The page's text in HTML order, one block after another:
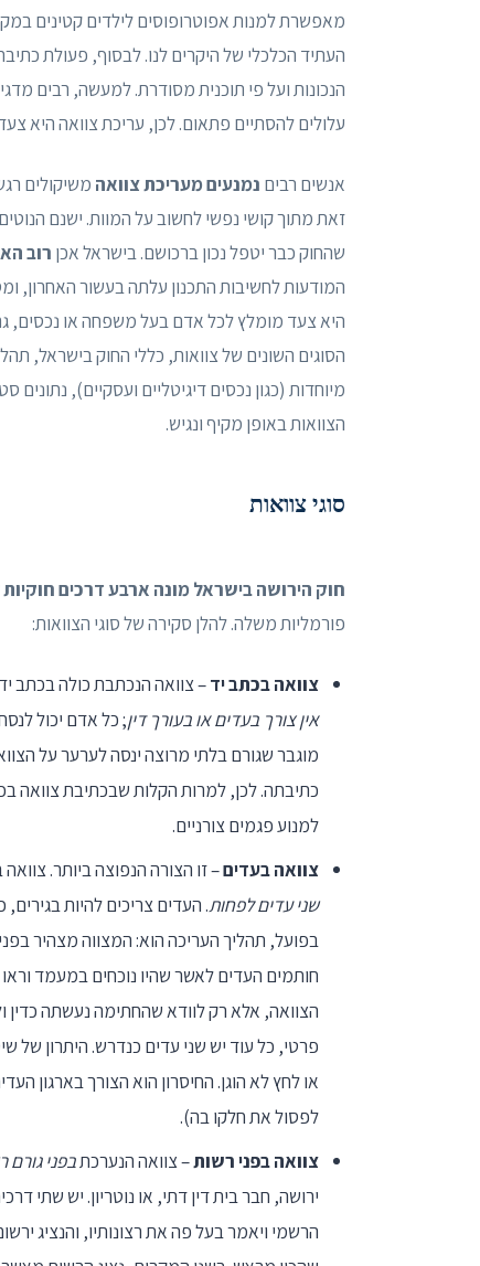
מאפשרת למנות אפוטרופוסים לילדים קטינים
העתיד הכלכלי של היקרים לנו. לבסוף, פעולת
הנכונות ועל פי תוכנית מסודרת. למעשה, רבים
עלולים להסתיים פתאום. לכן, עריכת צוואה היא
אנשים רבים נמנעים מעריכת צוואה משיקולים
זאת מתוך קושי נפשי לחשוב על המוות. ישנם
שהחוק כבר יטפל נכון ברכושם. בישראל אכן רוב
המודעות לחשיבות התכנון עלתה בעשור האחרון,
היא צעד מומלץ לכל אדם בעל משפחה או נכסים,
הסוגים השונים של צוואות, כללי החוק בישראל,
מיוחדות (כגון נכסים דיגיטליים ועסקיים), נתונים
הצוואות באופן מקיף ונגיש.
סוגי צוואות
חוק הירושה בישראל מונה ארבע דרכים
פורמליות משלה. להלן סקירה של סוגי הצוואות:
צוואה בכתב יד– צוואה הנכתבת כולה בכתב
אין צורך בעדים או בעורך דין; כל אדם יכול
מוגבר שגורם בלתי מרוצה ינסה לערער על
כתיבתה. לכן, למרות הקלות שבכתיבת צוואה
למנוע פגמים צורניים.
צוואה בעדים– זו הצורה הנפוצה ביותר.
שני עדים לפחות. העדים צריכים להיות
בפועל, תהליך העריכה הוא: המצווה מצהיר
חותמים העדים לאשר שהיו נוכחים במעמד
הצוואה, אלא רק לוודא שהחתימה נעשתה כדין
פרטי, כל עוד יש שני עדים כנדרש. היתרון של
או לחץ לא הוגן. החיסרון הוא הצורך בארגון
לפסול את חלקו בה).
צוואה בפני רשות– צוואה הנערכתבפני גורם
ירושה, חבר בית דין דתי, או נוטריון. יש שתי
הרשמי ויאמר בעל פה את רצונותיו, והנציג